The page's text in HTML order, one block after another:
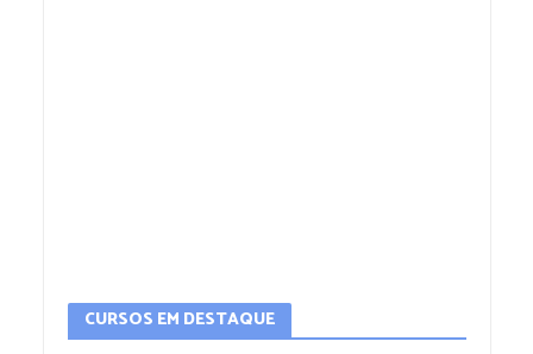
CURSOS EM DESTAQUE